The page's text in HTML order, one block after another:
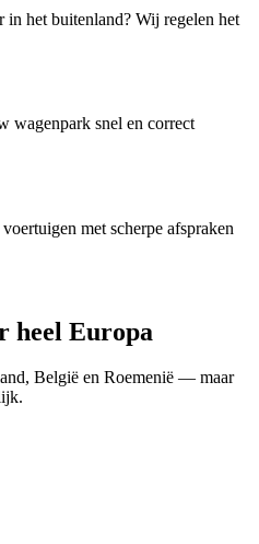
in het buitenland? Wij regelen het
wagenpark snel en correct
met scherpe afspraken
heel Europa
België en Roemenië — maar